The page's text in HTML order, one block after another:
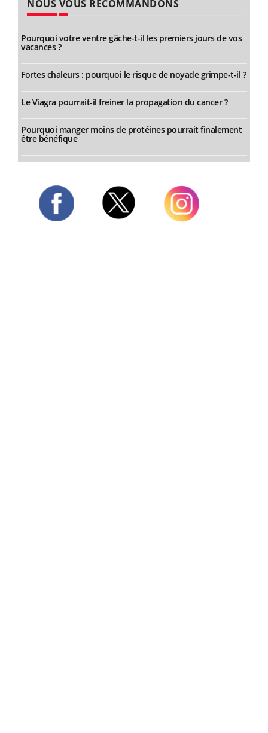
NOUS VOUS RECOMMANDONS
Pourquoi votre ventre gâche-t-il les premiers jours de vos
vacances ?
Fortes chaleurs : pourquoi le risque de noyade grimpe-t-il ?
Le Viagra pourrait-il freiner la propagation du cancer ?
Pourquoi manger moins de protéines pourrait finalement
être bénéfique